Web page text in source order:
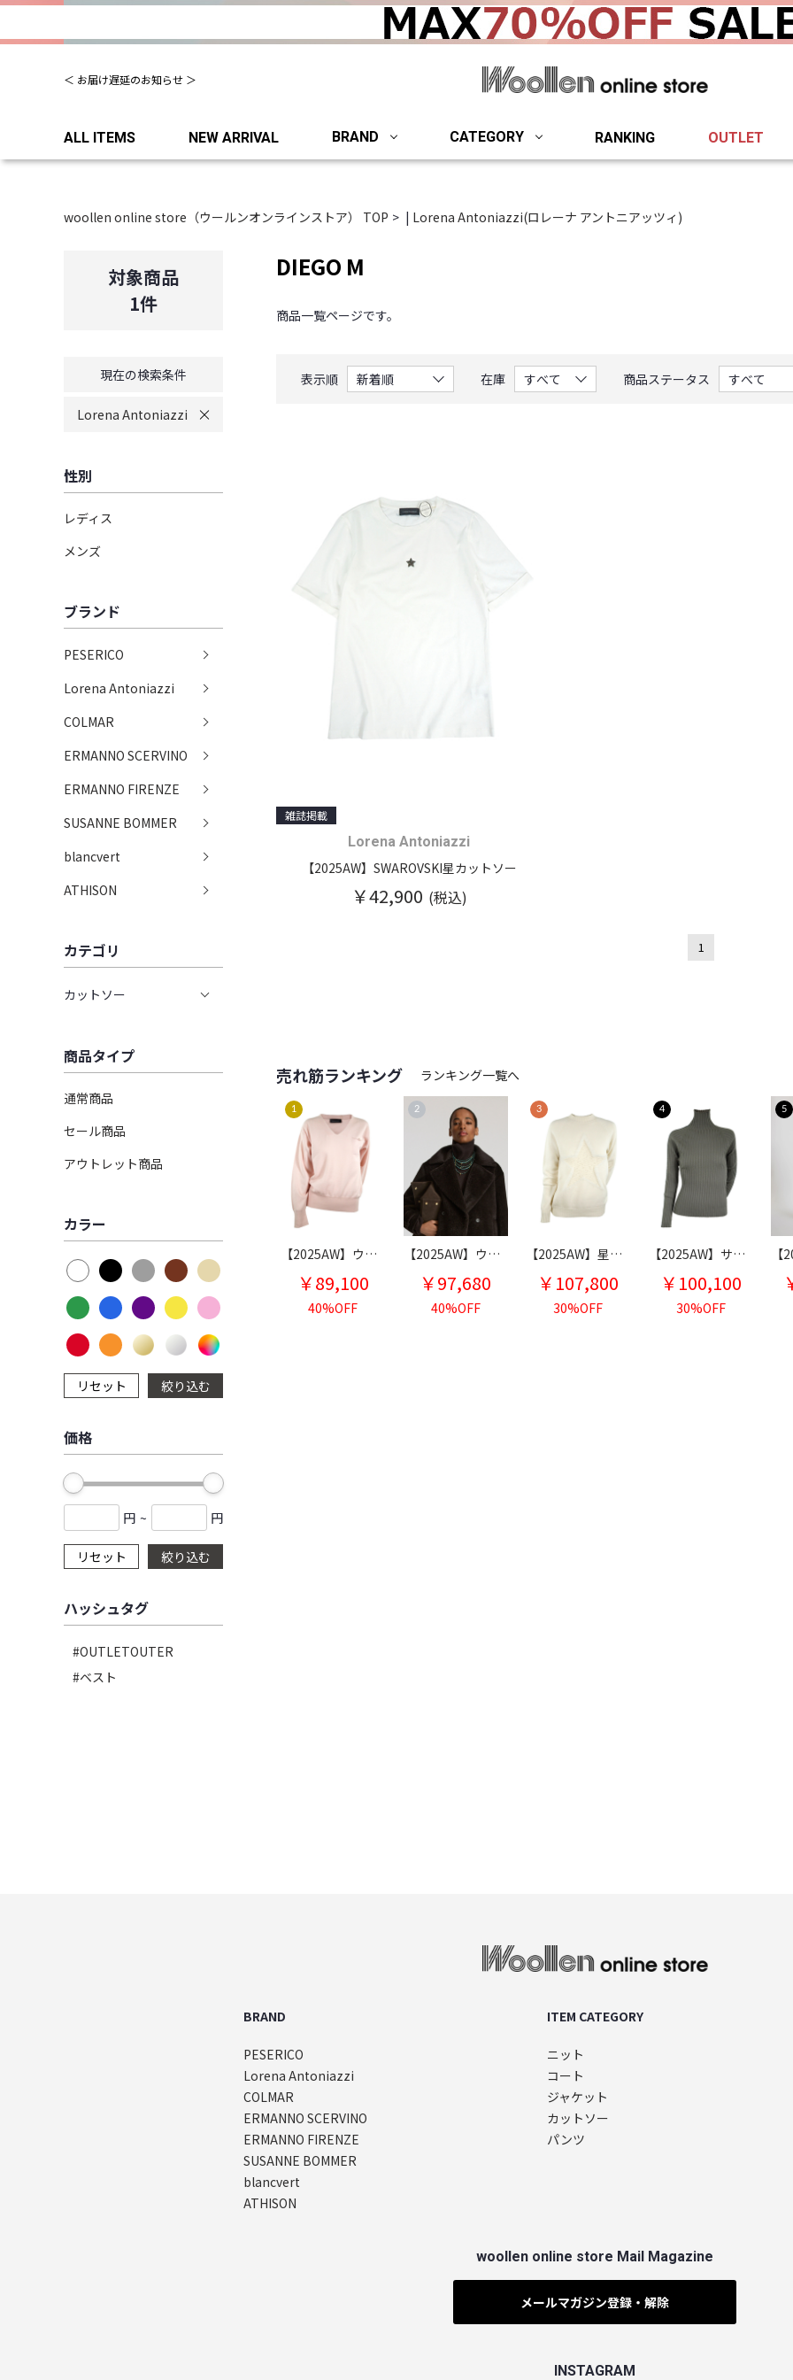
＜ お届け遅延のお知らせ ＞
ALL ITEMS NEW ARRIVAL BRAND CATEGORY RANKING OUTLET
woollen online store（ウールンオンラインストア） TOP | Lorena Antoniazzi(ロレーナ アントニアッツィ)
対象商品
1件
現在の検索条件
Lorena Antoniazzi
性別
レディス
メンズ
ブランド
PESERICO
Lorena Antoniazzi
COLMAR
ERMANNO SCERVINO
ERMANNO FIRENZE
SUSANNE BOMMER
blancvert
ATHISON
カテゴリ
カットソー
商品タイプ
通常商品
セール商品
アウトレット商品
カラー
リセット 絞り込む
価格
円 ~ 円
リセット 絞り込む
ハッシュタグ
#OUTLETOUTER
#ベスト
DIEGO M
商品一覧ページです。
表示順 在庫 商品ステータス
雑誌掲載
Lorena Antoniazzi
【2025AW】SWAROVSKI星カットソー
￥42,900 (税込)
1
売れ筋ランキング ランキング一覧へ
1
【2025AW】ウールカシミヤシルクVネックニット
￥89,100
40%OFF
2
【2025AW】ウールシルクカシミヤタートルニット
￥97,680
40%OFF
3
【2025AW】星クルーネックニット
￥107,800
30%OFF
4
【2025AW】サイドラメタートルリブニット
￥100,100
30%OFF
5
BRAND
PESERICO
Lorena Antoniazzi
COLMAR
ERMANNO SCERVINO
ERMANNO FIRENZE
SUSANNE BOMMER
blancvert
ATHISON
ITEM CATEGORY
ニット
コート
ジャケット
カットソー
パンツ
woollen online store Mail Magazine
メールマガジン登録・解除
INSTAGRAM